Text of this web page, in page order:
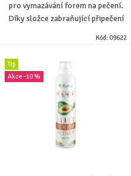
pro vymazávání forem na pečení.
Díky složce zabraňující připečení
moukou! Jedním pohybem...
Kód:09622
Tip
-10 %